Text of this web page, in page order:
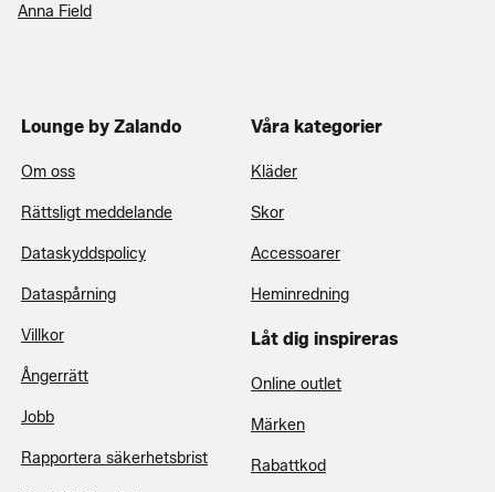
Anna Field
Lounge by Zalando
Om oss
Rättsligt meddelande
Dataskyddspolicy
Dataspårning
Villkor
Ångerrätt
Jobb
Rapportera säkerhetsbrist
Våra kategorier
Kläder
Skor
Accessoarer
Heminredning
Låt dig inspireras
Online outlet
Märken
Rabattkod